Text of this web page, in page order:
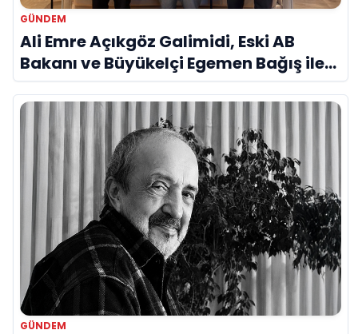
GÜNDEM
Ali Emre Açıkgöz Galimidi, Eski AB
Bakanı ve Büyükelçi Egemen Bağış ile
Bir Araya Geldi
GÜNDEM